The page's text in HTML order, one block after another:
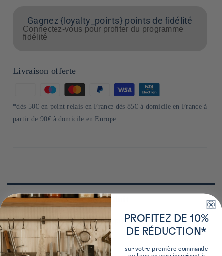
Gagnez {loyalty_points} points de fidélité
Connectez-vous pour profiter du programme
fidélité
Livraison offerte
de
paiement
*dès 50€ en point relais en France dès 85€ à domicile en France à
partir de 90€ à domicile en Europe
Plus de détails sur ce produit
En savoir plus sur le producteur
Mishima Foods est une entreprise japonaise renommée,
spécialisée dans la fabrication et la vente d'une variété de
Instructions
PROFITEZ DE 10%
DE RÉDUCTION*
sur votre première commande